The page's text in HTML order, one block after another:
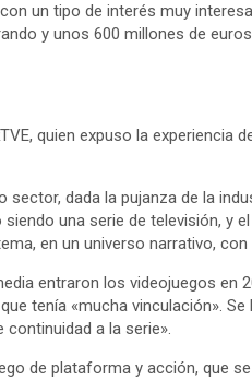
un tipo de interés muy
y unos 600 millones de
quien expuso la experiencia
dada la pujanza de la
una serie de televisión,
en un universo narrativo,
entraron los videojuegos en
tenía «mucha vinculación».
a la serie».
de plataforma y acción, que